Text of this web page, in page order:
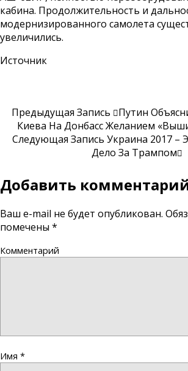
кабина. Продолжительность и
модернизированного самолета
увеличились.
Источник
Предыдущая Запись
Путин
Киева На Донбасс Желанием
Следующая Запись Украина 2017 –
Дело За Трампом
Добавить
Ваш e-mail не будет опубликован.
помечены *
Комментарий
Имя *